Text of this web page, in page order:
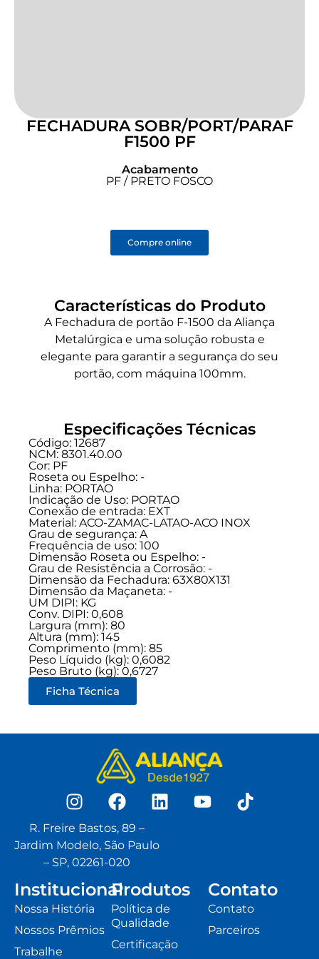
FECHADURA SOBR/PORT/PARAF
F1500 PF
Acabamento
PF / PRETO FOSCO
Compre online
Características do Produto
A Fechadura de portão F-1500 da Aliança
Metalúrgica e uma solução robusta e
elegante para garantir a segurança do seu
portão, com máquina 100mm.
Especificações Técnicas
Código: 12687
NCM: 8301.40.00
Cor: PF
Roseta ou Espelho: -
Linha: PORTAO
Indicação de Uso: PORTAO
Conexão de entrada: EXT
Material: ACO-ZAMAC-LATAO-ACO INOX
Grau de segurança: A
Frequência de uso: 100
Dimensão Roseta ou Espelho: -
Grau de Resistência a Corrosão: -
Dimensão da Fechadura: 63X80X131
Dimensão da Maçaneta: -
UM DIPI: KG
Conv. DIPI: 0,608
Largura (mm): 80
Altura (mm): 145
Comprimento (mm): 85
Peso Líquido (kg): 0,6082
Peso Bruto (kg): 0,6727
Ficha Técnica
R. Freire Bastos, 89 –
Jardim Modelo, São Paulo
– SP, 02261-020
Institucional
Nossa História
Nossos Prêmios
Trabalhe
Produtos
Política de
Qualidade
Certificação
Contato
Contato
Parceiros